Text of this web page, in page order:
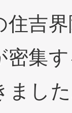
住吉
密集
まし